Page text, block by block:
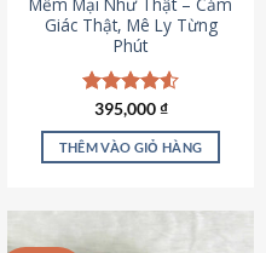
Mềm Mại Như Thật – Cảm
Giác Thật, Mê Ly Từng
Phút
Được xếp
hạng4.53
5 sao
395,000₫
THÊM VÀO GIỎ HÀNG